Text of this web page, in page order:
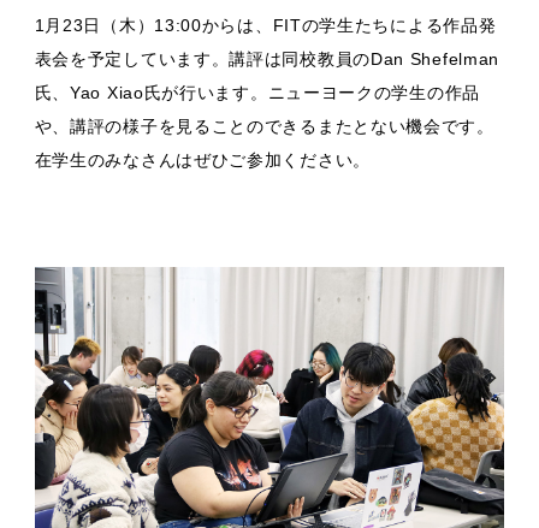
1月23日（木）13:00からは、FITの学生たちによる作品発
表会を予定しています。講評は同校教員のDan Shefelman
氏、Yao Xiao氏が行います。ニューヨークの学生の作品
や、講評の様子を見ることのできるまたとない機会です。
在学生のみなさんはぜひご参加ください。